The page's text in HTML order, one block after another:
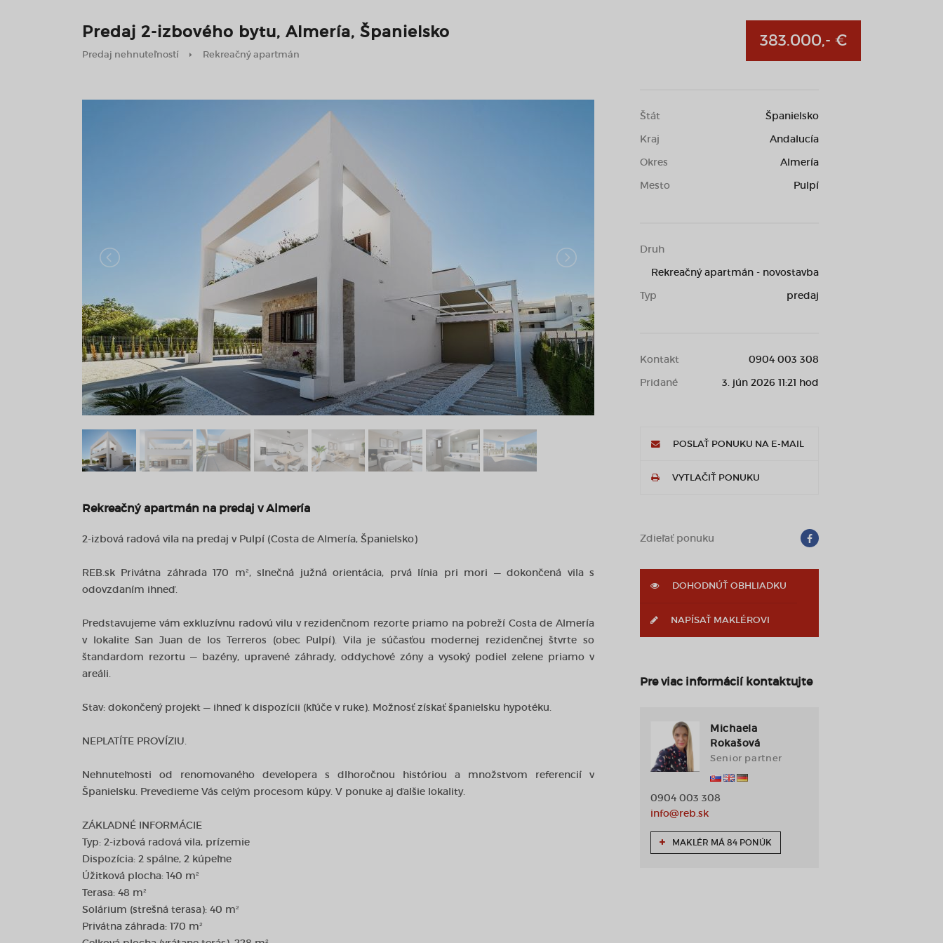
Predaj 2-izbového bytu, Almería, Španielsko 383.000,- €
Predaj nehnuteľností Rekreačný apartmán
Rekreačný apartmán na predaj v Almería
2-izbová radová vila na predaj v Pulpí (Costa de Almería, Španielsko)
REB.sk Privátna záhrada 170 m², slnečná južná orientácia, prvá línia pri mori — dokončená vila s
odovzdaním ihneď.
Predstavujeme vám exkluzívnu radovú vilu v rezidenčnom rezorte priamo na pobreží Costa de Almería
v lokalite San Juan de los Terreros (obec Pulpí). Vila je súčasťou modernej rezidenčnej štvrte so
štandardom rezortu — bazény, upravené záhrady, oddychové zóny a vysoký podiel zelene priamo v
areáli.
Stav: dokončený projekt — ihneď k dispozícii (kľúče v ruke). Možnosť získať španielsku hypotéku.
NEPLATÍTE PROVÍZIU.
Nehnuteľnosti od renomovaného developera s dlhoročnou históriou a množstvom referencií v
Španielsku. Prevedieme Vás celým procesom kúpy. V ponuke aj ďalšie lokality.
ZÁKLADNÉ INFORMÁCIE
Typ: 2-izbová radová vila, prízemie
Dispozícia: 2 spálne, 2 kúpeľne
Úžitková plocha: 140 m²
Terasa: 48 m²
Solárium (strešná terasa): 40 m²
Privátna záhrada: 170 m²
Štát
Španielsko
Kraj
Andalucía
Okres
Almería
Mesto
Pulpí
Druh
Rekreačný apartmán - novostavba
Typ
predaj
Kontakt
0904 003 308
Pridané
3. jún 2026 11:21 hod
POSLAŤ PONUKU NA E-MAIL
VYTLAČIŤ PONUKU
Zdieľať ponuku
DOHODNÚŤ OBHLIADKU
NAPÍSAŤ MAKLÉROVI
Pre viac informácií kontaktujte
Michaela
Rokašová
Senior partner
0904 003 308
info@reb.sk
MAKLÉR MÁ 84 PONÚK